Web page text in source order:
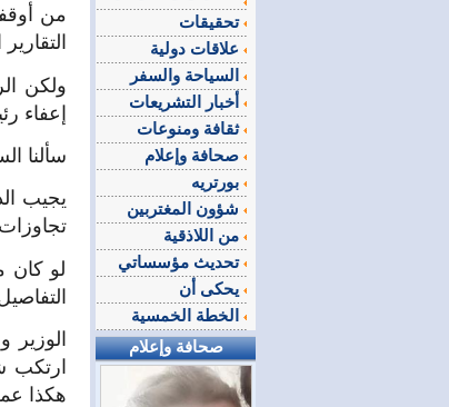
من
ولكن
إعفاء
سألنا
يجيب
لو كان
الوزير
هكذا
تحقيقات
ثقافة ومنوعات
تحديث مؤسساتي
صحافة وإعلام